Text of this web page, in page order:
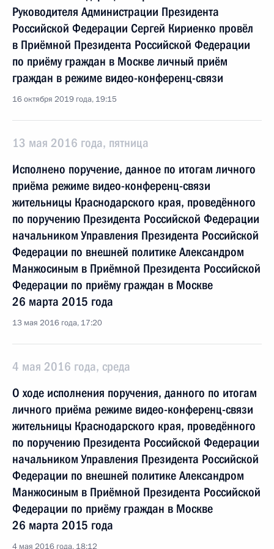
Руководителя Администрации Президента
Российской Федерации Сергей Кириенко провёл
в Приёмной Президента Российской Федерации
по приёму граждан в Москве личный приём
граждан в режиме видео-конференц-связи
16 октября 2019 года, 19:15
13 мая 2016 года, пятница
Исполнено поручение, данное по итогам личного
приёма режиме видео-конференц-связи
жительницы Краснодарского края, проведённого
по поручению Президента Российской Федерации
начальником Управления Президента Российской
Федерации по внешней политике Александром
Манжосиным в Приёмной Президента Российской
Федерации по приёму граждан в Москве
26 марта 2015 года
13 мая 2016 года, 17:20
4 мая 2016 года, среда
О ходе исполнения поручения, данного по итогам
личного приёма режиме видео-конференц-связи
жительницы Краснодарского края, проведённого
по поручению Президента Российской Федерации
начальником Управления Президента Российской
Федерации по внешней политике Александром
Манжосиным в Приёмной Президента Российской
Федерации по приёму граждан в Москве
26 марта 2015 года
4 мая 2016 года, 18:12